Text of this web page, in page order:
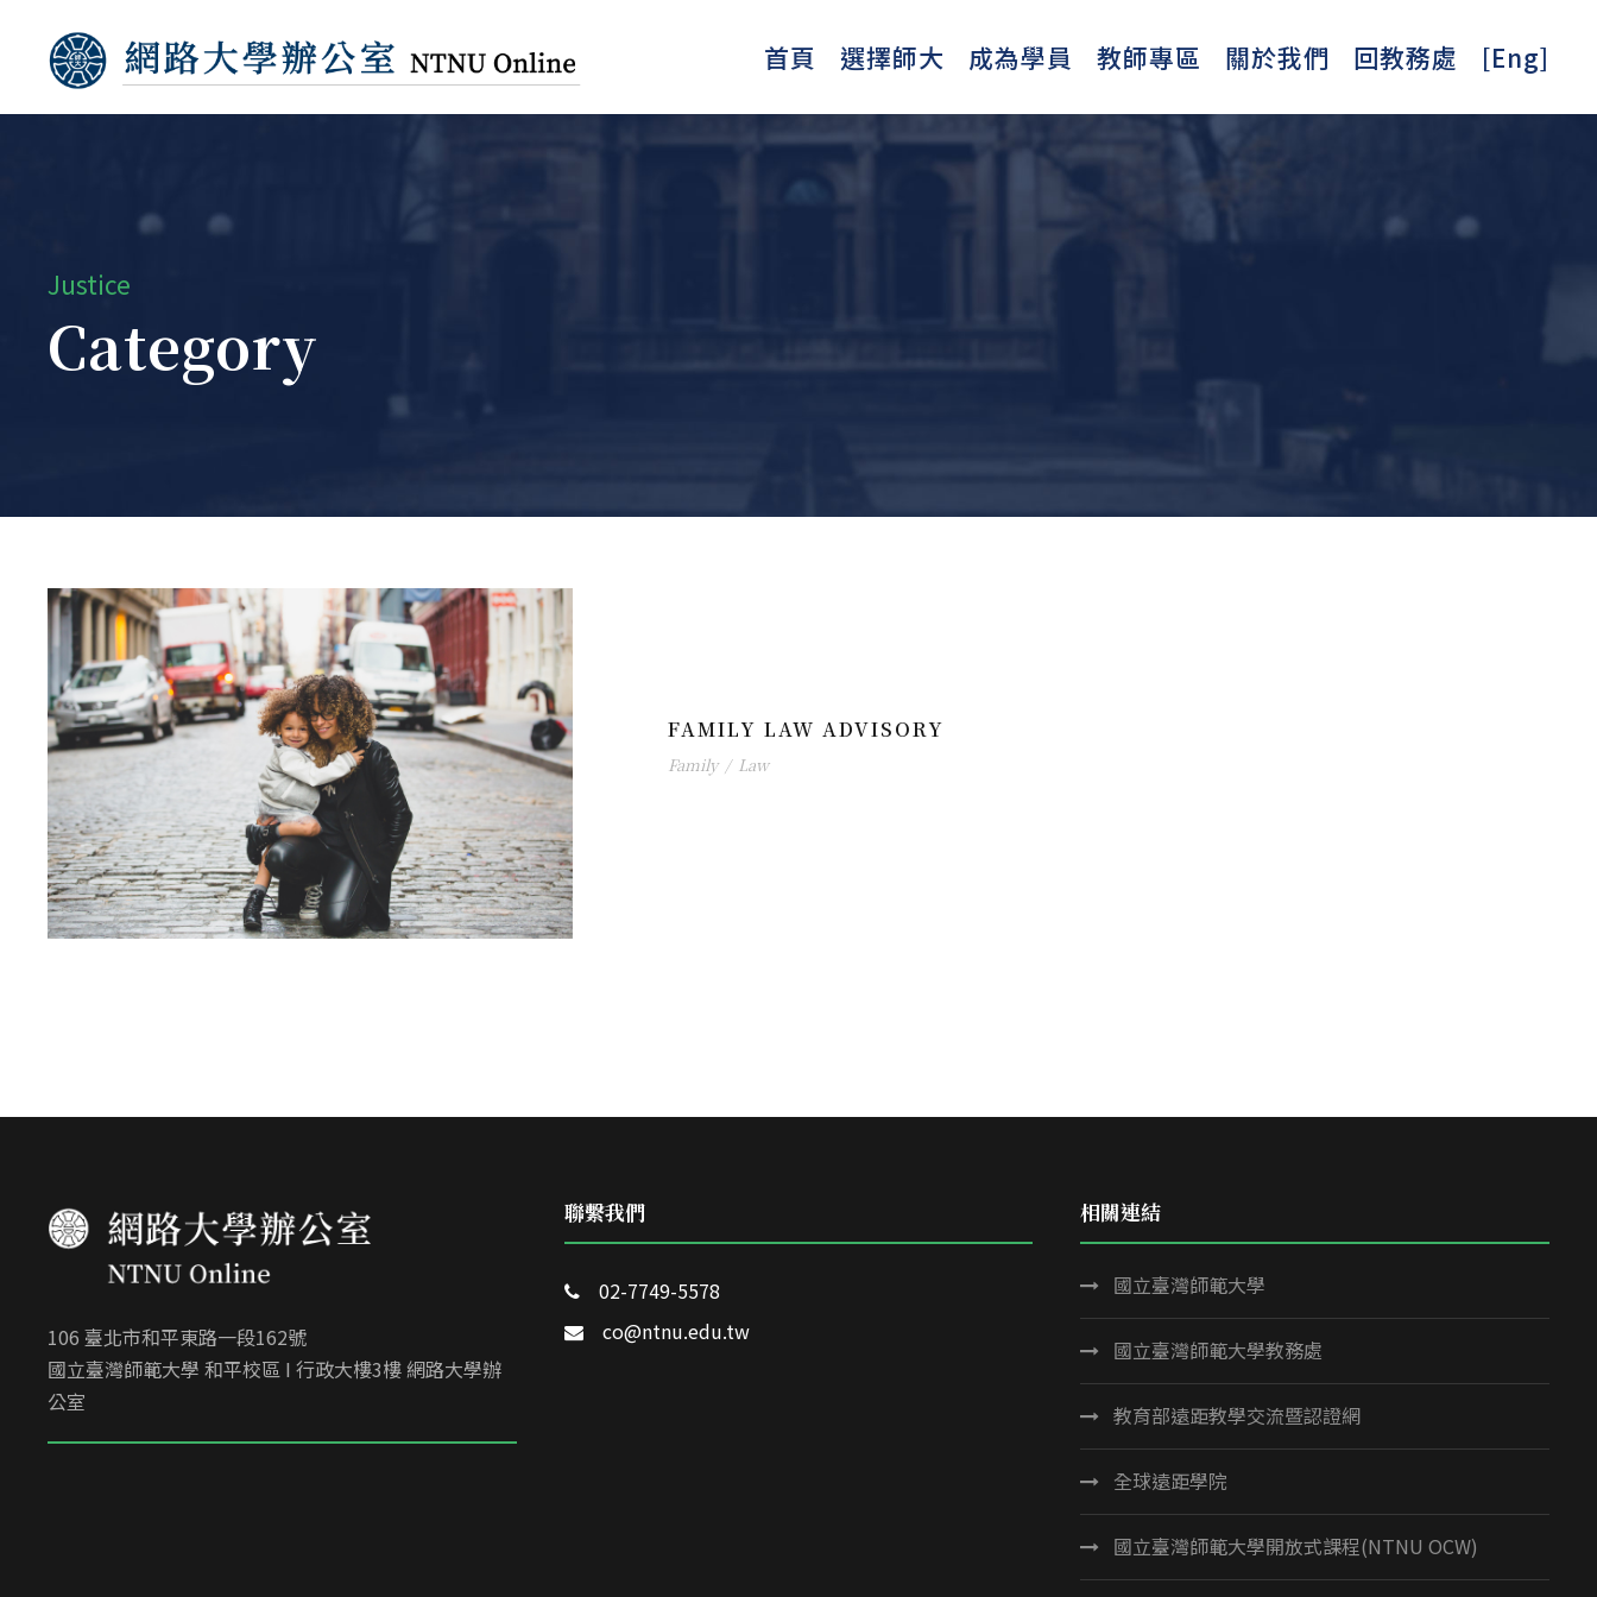
首頁 選擇師大 成為學員 教師專區 關於我們 回教務處 [Eng]
Justice
Category
FAMILY LAW ADVISORY
Family / Law
106 臺北市和平東路一段162號
國立臺灣師範大學 和平校區 I 行政大樓3樓 網路大學辦
公室
聯繫我們
02-7749-5578
co@ntnu.edu.tw
相關連結
國立臺灣師範大學
國立臺灣師範大學教務處
教育部遠距教學交流暨認證網
全球遠距學院
國立臺灣師範大學開放式課程(NTNU OCW)